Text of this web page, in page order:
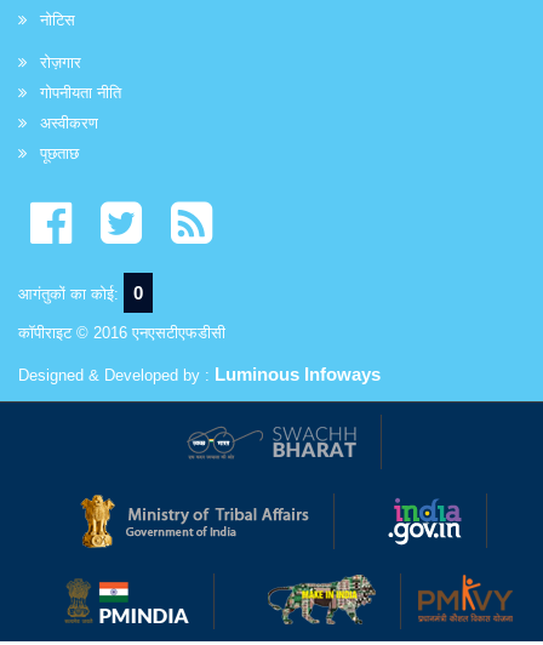
नोटिस
रोज़गार
गोपनीयता नीति
अस्वीकरण
पूछताछ
आगंतुकों का कोई: 0
कॉपीराइट © 2016 एनएसटीएफडीसी
Designed & Developed by : Luminous Infoways